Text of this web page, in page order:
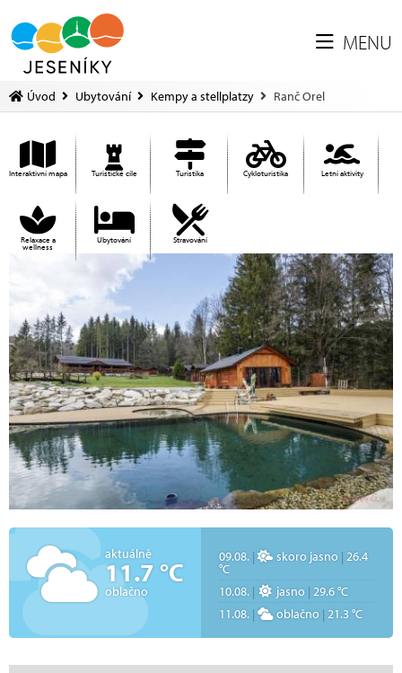
MENU
Úvod Ubytování Kempy a stellplatzy Ranč Orel
Interaktivní mapa Turistické cíle Turistika Cykloturistika Letní aktivity
Relaxace a
wellness
Ubytování Stravování
aktuálně
11.7 °C
oblačno
09.08. | skoro jasno | 26.4
°C
10.08. | jasno | 29.6 °C
11.08. | oblačno | 21.3 °C